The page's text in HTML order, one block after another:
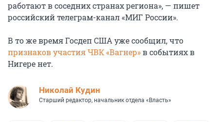
работают в соседних странах региона», — пишет
российский телеграм-канал «МИГ России».
В то же время Госдеп США уже сообщил, что
признаков участия ЧВК «Вагнер»в событиях в
Нигере нет.
Николай Кудин
Старший редактор, начальник отдела «Власть»